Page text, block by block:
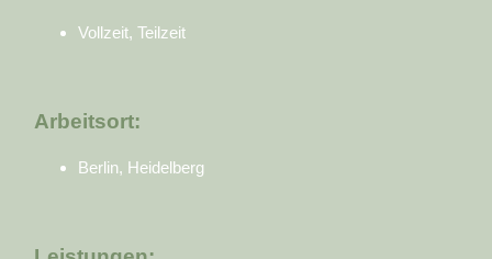
Vollzeit, Teilzeit
Arbeitsort:
Berlin, Heidelberg